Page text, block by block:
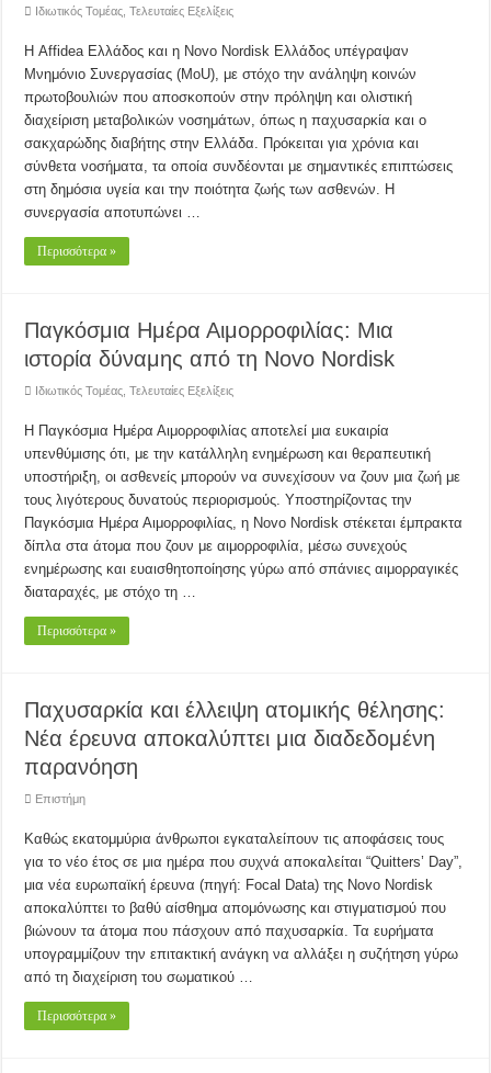
Ιδιωτικός Τομέας ,Τελευταίες Εξελίξεις
Η Affidea Ελλάδος και η Novo Nordisk Ελλάδος υπέγραψαν
Μνημόνιο Συνεργασίας (MoU), με στόχο την ανάληψη κοινών
πρωτοβουλιών που αποσκοπούν στην πρόληψη και ολιστική
διαχείριση μεταβολικών νοσημάτων, όπως η παχυσαρκία και ο
σακχαρώδης διαβήτης στην Ελλάδα. Πρόκειται για χρόνια και
σύνθετα νοσήματα, τα οποία συνδέονται με σημαντικές επιπτώσεις
στη δημόσια υγεία και την ποιότητα ζωής των ασθενών. Η
συνεργασία αποτυπώνει …
Περισσότερα »
Παγκόσμια Ημέρα Αιμορροφιλίας: Μια
ιστορία δύναμης από τη Novo Nordisk
Ιδιωτικός Τομέας ,Τελευταίες Εξελίξεις
Η Παγκόσμια Ημέρα Αιμορροφιλίας αποτελεί μια ευκαιρία
υπενθύμισης ότι, με την κατάλληλη ενημέρωση και θεραπευτική
υποστήριξη, οι ασθενείς μπορούν να συνεχίσουν να ζουν μια ζωή με
τους λιγότερους δυνατούς περιορισμούς. Υποστηρίζοντας την
Παγκόσμια Ημέρα Αιμορροφιλίας, η Novo Nordisk στέκεται έμπρακτα
δίπλα στα άτομα που ζουν με αιμορροφιλία, μέσω συνεχούς
ενημέρωσης και ευαισθητοποίησης γύρω από σπάνιες αιμορραγικές
διαταραχές, με στόχο τη …
Περισσότερα »
Παχυσαρκία και έλλειψη ατομικής θέλησης:
Νέα έρευνα αποκαλύπτει μια διαδεδομένη
παρανόηση
Επιστήμη
Καθώς εκατομμύρια άνθρωποι εγκαταλείπουν τις αποφάσεις τους
για το νέο έτος σε μια ημέρα που συχνά αποκαλείται “Quitters’ Day”,
μια νέα ευρωπαϊκή έρευνα (πηγή: Focal Data) της Novo Nordisk
αποκαλύπτει το βαθύ αίσθημα απομόνωσης και στιγματισμού που
βιώνουν τα άτομα που πάσχουν από παχυσαρκία. Τα ευρήματα
υπογραμμίζουν την επιτακτική ανάγκη να αλλάξει η συζήτηση γύρω
από τη διαχείριση του σωματικού …
Περισσότερα »